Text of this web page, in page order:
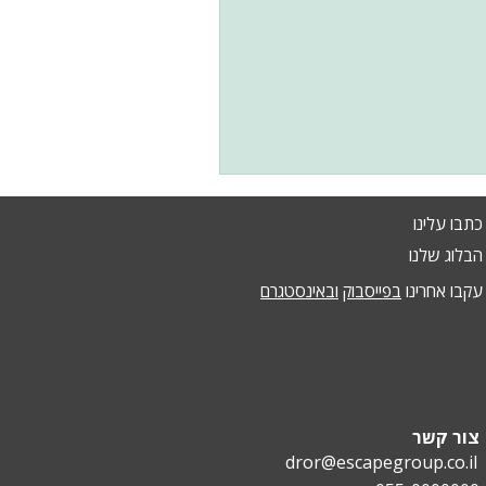
כתבו עלינו
הבלוג שלנו
עקבו אחרינו בפייסבוק ובאינסטגרם
צור קשר
dror@escapegroup.co.il